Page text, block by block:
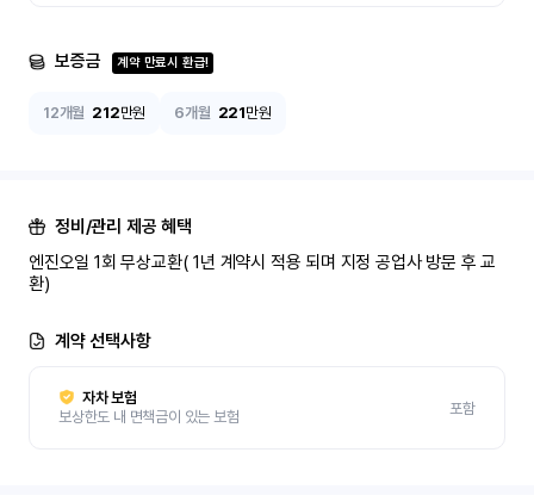
보증금 계약 만료시 환급!
12개월 212만원 6개월 221만원
정비/관리 제공 혜택
엔진오일 1회 무상교환( 1년 계약시 적용 되며 지정 공업사 방문 후 교
환)
계약 선택사항
자차 보험
보상한도 내 면책금이 있는 보험
포함